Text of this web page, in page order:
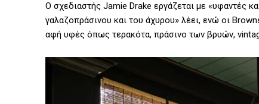
Ο σχεδιαστής Jamie Drake εργάζεται με «υφαντές
γαλαζοπράσινου και του άχυρου» λέει, ενώ οι
αφή υφές όπως τερακότα, πράσινο των βρυών,